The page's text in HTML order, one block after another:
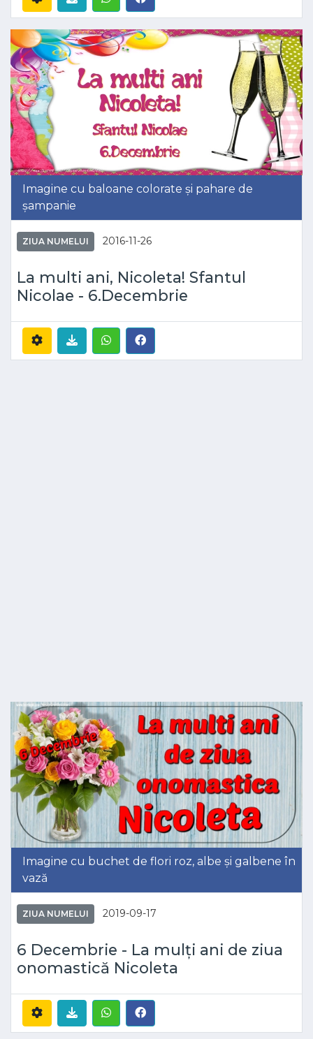
Imagine cu baloane colorate și pahare de
șampanie
ZIUA NUMELUI 2016-11-26
La multi ani, Nicoleta! Sfantul
Nicolae - 6.Decembrie
Imagine cu buchet de flori roz, albe și galbene în
vază
ZIUA NUMELUI 2019-09-17
6 Decembrie - La mulți ani de ziua
onomastică Nicoleta